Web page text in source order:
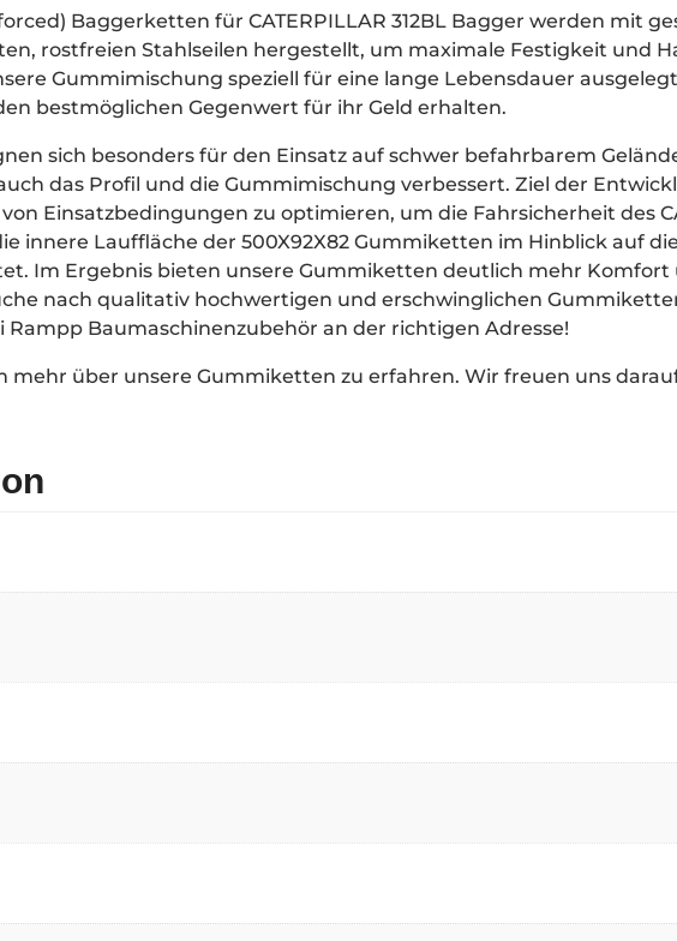
Baggerketten für CATERPILLAR 312BL Bagger werden mit
rostfreien Stahlseilen hergestellt, um maximale Festigkeit und
Gummimischung speziell für eine lange Lebensdauer
bestmöglichen Gegenwert für ihr Geld erhalten.
sich besonders für den Einsatz auf schwer befahrbarem
das Profil und die Gummimischung verbessert. Ziel der
Einsatzbedingungen zu optimieren, um die Fahrsicherheit des
innere Lauffläche der 500X92X82 Gummiketten im Hinblick auf
Im Ergebnis bieten unsere Gummiketten deutlich mehr Komfort
nach qualitativ hochwertigen und erschwinglichen
Rampp Baumaschinenzubehör an der richtigen Adresse!
mehr über unsere Gummiketten zu erfahren. Wir freuen uns